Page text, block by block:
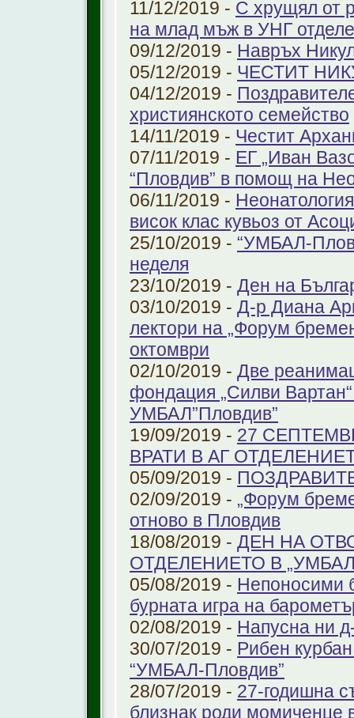
11/12/2019 - С хрущял от
на млад мъж в УНГ
09/12/2019 - Навръх
05/12/2019 - ЧЕСТИТ
04/12/2019 -
християнското семейство
14/11/2019 - Честит
07/11/2019 - ЕГ „Иван
“Пловдив” в помощ на
06/11/2019 -
висок клас кувьоз от
25/10/2019 - “УМБАЛ-
неделя
23/10/2019 - Ден на
03/10/2019 - Д-р Диана
лектори на „Форум
октомври
02/10/2019 - Две
фондация „Силви
УМБАЛ”Пловдив”
19/09/2019 - 27
ВРАТИ В АГ
05/09/2019 -
02/09/2019 - „Форум
отново в Пловдив
18/08/2019 - ДЕН НА
ОТДЕЛЕНИЕТО В
05/08/2019 - Непоносими
бурната игра на
02/08/2019 - Напусна ни
30/07/2019 - Рибен
“УМБАЛ-Пловдив”
28/07/2019 - 27-годишна
близнак роди момиченце